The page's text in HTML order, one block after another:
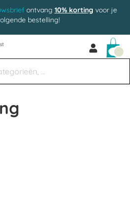
ontvang 10% korting voor je
bestelling!